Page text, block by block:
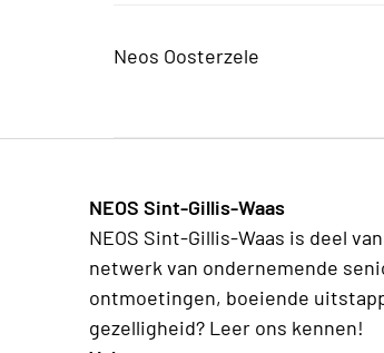
Neos Oosterzele
NEOS Sint-Gillis-Waas
NEOS Sint-Gillis-Waas is deel
netwerk van ondernemende
ontmoetingen, boeiende
gezelligheid? Leer ons kennen!